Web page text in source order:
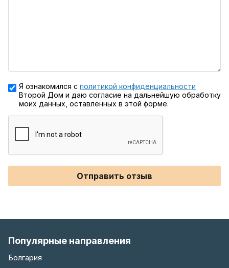
Я ознакомился с политикой конфиденциальности
Второй Дом и даю согласие на дальнейшую обработку
моих данных, оставленных в этой форме.
Отправить отзыв
Популярные направления
Болгария